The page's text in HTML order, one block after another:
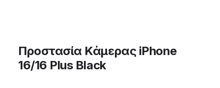
Προστασία Κάμερας iPhone
16/16 Plus Black